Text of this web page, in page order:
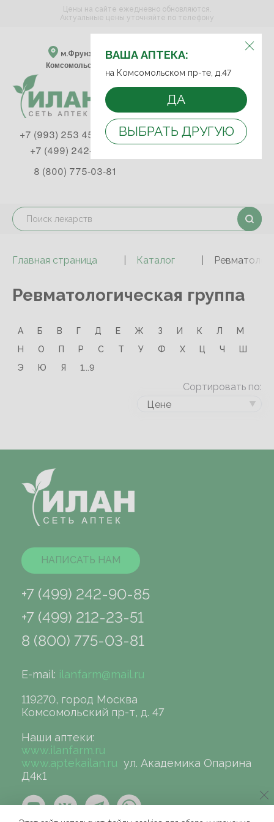
ВЫБЕРИТЕ АПТЕКУ:
м.Фрунзенская м.Спортивная
Комсомольский пр-т, д. 47
ВАША АПТЕКА:
на Комсомольском пр-те, д.47
ДА
ВЫБРАТЬ ДРУГУЮ
Цены на сайте ежедневно обновляются.
Актуальные цены уточняйте по телефону
+7 (993) 253 45 93
+7 (499) 242-90-85
8 (800) 775-03-81
Главная страница Каталог
Ревматологическая группа
А Б В Г Д Е Ж З И К Л
М
Н
О П Р С Т У Ф Х Ц Ч
Ш
Э
Ю Я 1...9
Сортировать по:
Цене
НАПИСАТЬ НАМ
+7 (499) 242-90-85
+7 (499) 212-23-51
8 (800) 775-03-81
E-mail: ilanfarm@mail.ru
119270, город Москва
Комсомольский пр-т, д. 47
Наши аптеки:
www.ilanfarm.ru
www.aptekailan.ru ул. Академика Опарина
Д4к1